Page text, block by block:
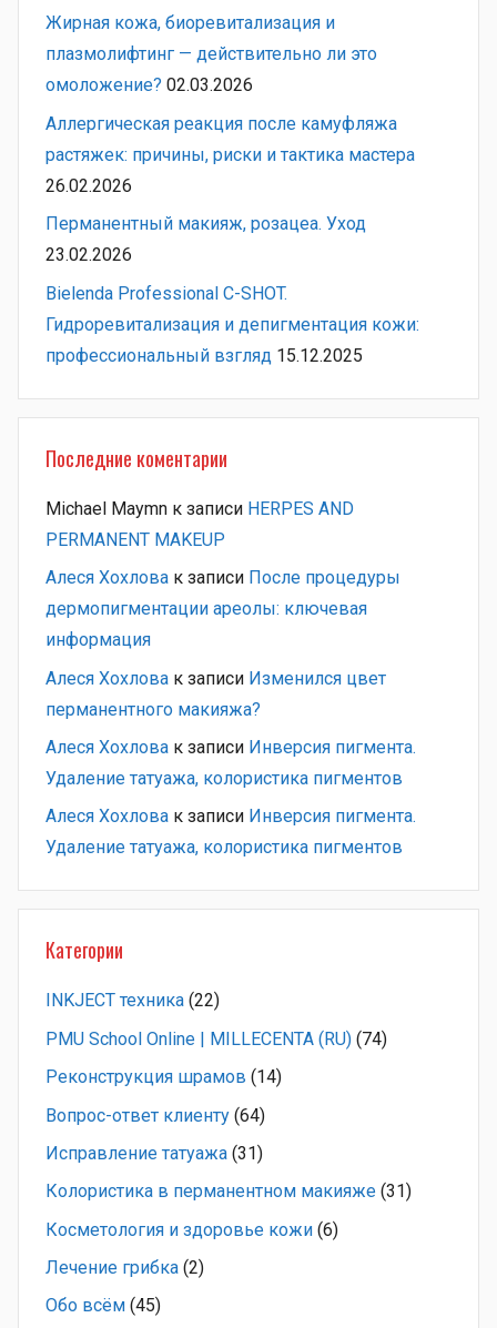
Жирная кожа, биоревитализация и
плазмолифтинг — действительно ли это
омоложение? 02.03.2026
Аллергическая реакция после камуфляжа
растяжек: причины, риски и тактика мастера
26.02.2026
Перманентный макияж, розацеа. Уход
23.02.2026
Bielenda Professional C-SHOT.
Гидроревитализация и депигментация кожи:
профессиональный взгляд 15.12.2025
Последние коментарии
Michael Maymn к записи HERPES AND
PERMANENT MAKEUP
Алеся Хохлова к записи После процедуры
дермопигментации ареолы: ключевая
информация
Алеся Хохлова к записи Изменился цвет
перманентного макияжа?
Алеся Хохлова к записи Инверсия пигмента.
Удаление татуажа, колористика пигментов
Алеся Хохлова к записи Инверсия пигмента.
Удаление татуажа, колористика пигментов
Категории
INKJECT техника (22)
PMU School Online | MILLECENTA (RU) (74)
Pеконструкция шрамов (14)
Вопрос-ответ клиенту (64)
Исправление татуажа (31)
Колористика в перманентном макияже (31)
Косметология и здоровье кожи (6)
Лечение грибка (2)
Обо всём (45)